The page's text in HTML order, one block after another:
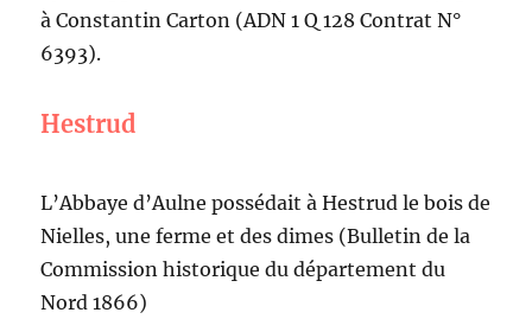
à Constantin Carton (ADN 1 Q 128 Contrat N°
6393).
Hestrud
L’Abbaye d’Aulne possédait à Hestrud le bois de
Nielles, une ferme et des dimes (Bulletin de la
Commission historique du département du
Nord 1866)